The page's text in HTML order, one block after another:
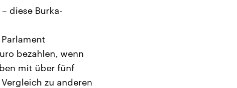
diese Burka-
bezahlen, wenn
mit über fünf
zu anderen